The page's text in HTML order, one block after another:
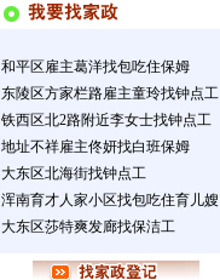
和平区雇主葛洋找包吃住保姆
东陵区方家栏路雇主童玲找钟点工
铁西区北2路附近李女士找钟点工
地址不祥雇主佟妍找白班保姆
大东区北海街找钟点工
浑南育才人家小区找包吃住育儿嫂
大东区莎特爽发廊找保洁工